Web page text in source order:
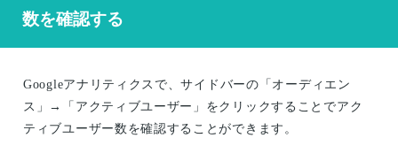
数を確認する
Googleアナリティクスで、サイドバーの「オーディエン
ス」→「アクティブユーザー」をクリックすることでアク
ティブユーザー数を確認することができます。